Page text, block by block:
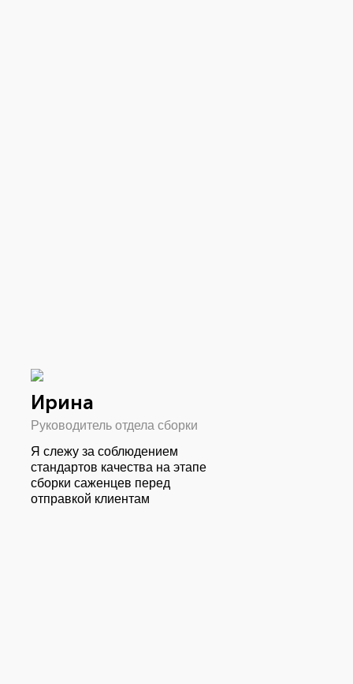
Ирина
Руководитель отдела сборки
Я слежу за соблюдением
стандартов качества на этапе
сборки саженцев перед
отправкой клиентам